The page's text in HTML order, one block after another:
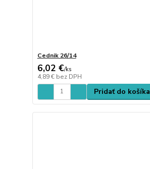
Cednik 26/14
6,02 €/ks
4,89 € bez DPH
Pridať do košíka